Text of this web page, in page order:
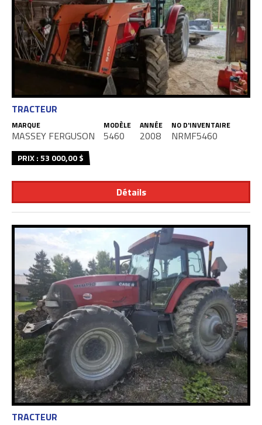
Détails
TRACTEUR
MARQUE
MASSEY FERGUSON
MODÈLE
5460
ANNÉE
2008
NO D'INVENTAIRE
NRMF5460
PRIX : 53 000,00 $
TRACTEUR